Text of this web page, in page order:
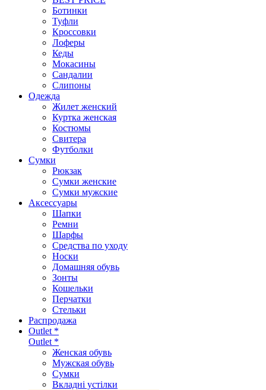
Ботинки
Туфли
Кроссовки
Лоферы
Кеды
Мокасины
Сандалии
Слипоны
Одежда
Жилет женский
Куртка женская
Костюмы
Свитера
Футболки
Сумки
Рюкзак
Сумки женские
Сумки мужские
Аксеcсуары
Шапки
Ремни
Шарфы
Средства по уходу
Носки
Домашняя обувь
Зонты
Кошельки
Перчатки
Стельки
Распродажа
Outlet *
Outlet *
Женская обувь
Мужская обувь
Сумки
Вкладні устілки